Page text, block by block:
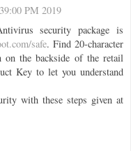
PM 2019
security package is
safe. Find 20-character
on the backside of the retail
Key to let you understand
with these steps given at